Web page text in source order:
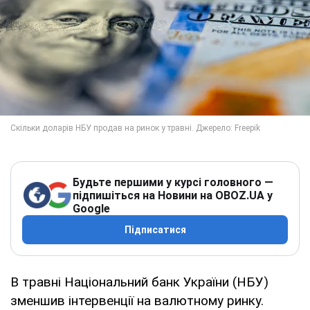
Будьте першими у курсі головного —
підпишіться на Новини на OBOZ.UA у
Google
Підписатися
В травні Національний банк України (НБУ)
зменшив інтервенції на валютному ринку.